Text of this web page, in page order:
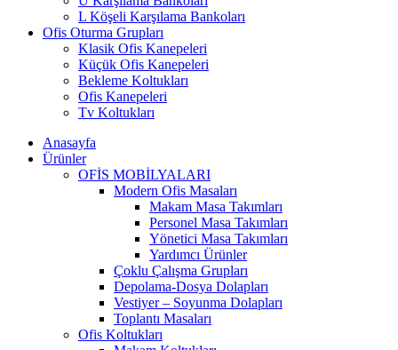
L Köşeli Karşılama Bankoları
Ofis Oturma Grupları
Klasik Ofis Kanepeleri
Küçük Ofis Kanepeleri
Bekleme Koltukları
Ofis Kanepeleri
Tv Koltukları
Anasayfa
Ürünler
OFİS MOBİLYALARI
Modern Ofis Masaları
Makam Masa Takımları
Personel Masa Takımları
Yönetici Masa Takımları
Yardımcı Ürünler
Çoklu Çalışma Grupları
Depolama-Dosya Dolapları
Vestiyer – Soyunma Dolapları
Toplantı Masaları
Ofis Koltukları